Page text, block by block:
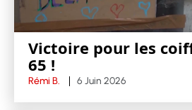
Victoire pour les
65 !
Rémi B. 6 Juin 2026